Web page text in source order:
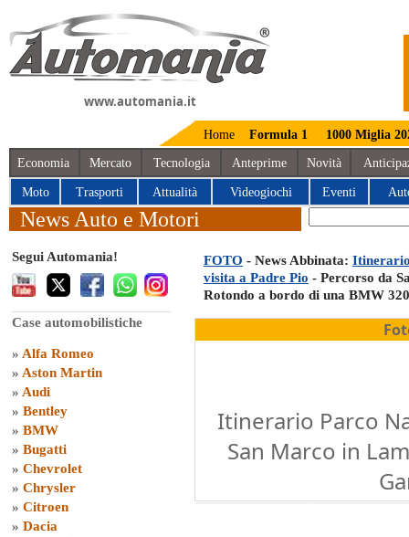
www.automania.it
Home Formula 1 1000 Miglia
Economia Mercato Tecnologia Anteprime Novità
Moto Trasporti Attualità Videogiochi Eventi
News Auto e Motori
Segui Automania!
Case automobilistiche
» Alfa Romeo
» Aston Martin
» Audi
» Bentley
» BMW
» Bugatti
» Chevrolet
» Chrysler
» Citroen
» Dacia
FOTO - News Abbinata:
visita a Padre Pio - Percorso da
Rotondo a bordo di una BMW
Itinerario Parco
San Marco in